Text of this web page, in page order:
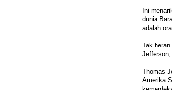
Ini
dunia
adalah
Tak
Jefferson,
Thomas
Amerika